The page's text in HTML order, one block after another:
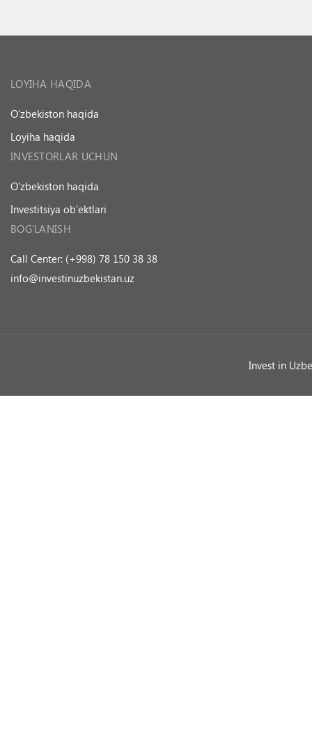
LOYIHA HAQIDA
O’zbekiston haqida
Loyiha haqida
INVESTORLAR UCHUN
O’zbekiston haqida
Investitsiya ob’ektlari
BOG’LANISH
Call Center: (+998) 78 150 38 38
info@investinuzbekistan.uz
Invest in